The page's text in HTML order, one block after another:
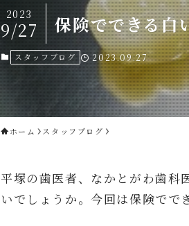
保険でできる
2023
9/27
スタッフブログ 2023.09.27
ホーム スタッフブログ
平塚の歯医者、なかとがわ歯科
いでしょうか。今回は保険で